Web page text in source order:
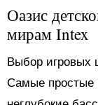
Оазис
мирам Intex
Выбор игровых
Самые простые